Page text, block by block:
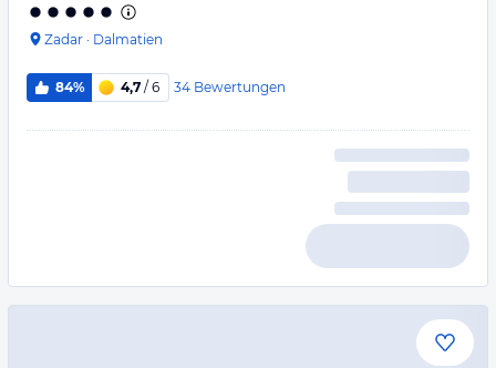
Zadar · Dalmatien
84% 4,7 / 6 34 Bewertungen